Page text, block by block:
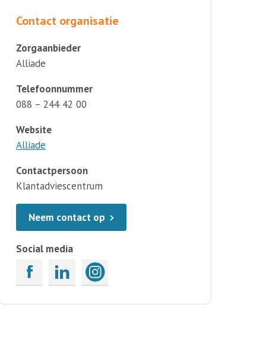
Contact organisatie
Zorgaanbieder
Alliade
Telefoonnummer
088 – 244 42 00
Website
Alliade
Contactpersoon
Klantadviescentrum
Neem contact op
Social media